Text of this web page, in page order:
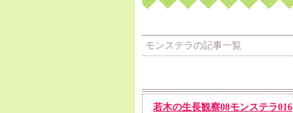
モンステラの記事一覧
若木の生長観察08モンステラ016